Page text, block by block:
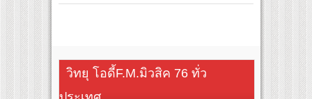
วิทยุ โอดี้F.M.มิวสิค 76 ทั่ว